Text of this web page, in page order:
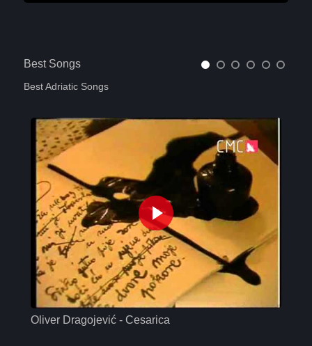
Best Songs
Best Adriatic Songs
Oliver Dragojević - Cesarica